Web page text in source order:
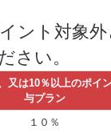
ント対象
さい。
又は10％以上のポイ
与プラン
１０％